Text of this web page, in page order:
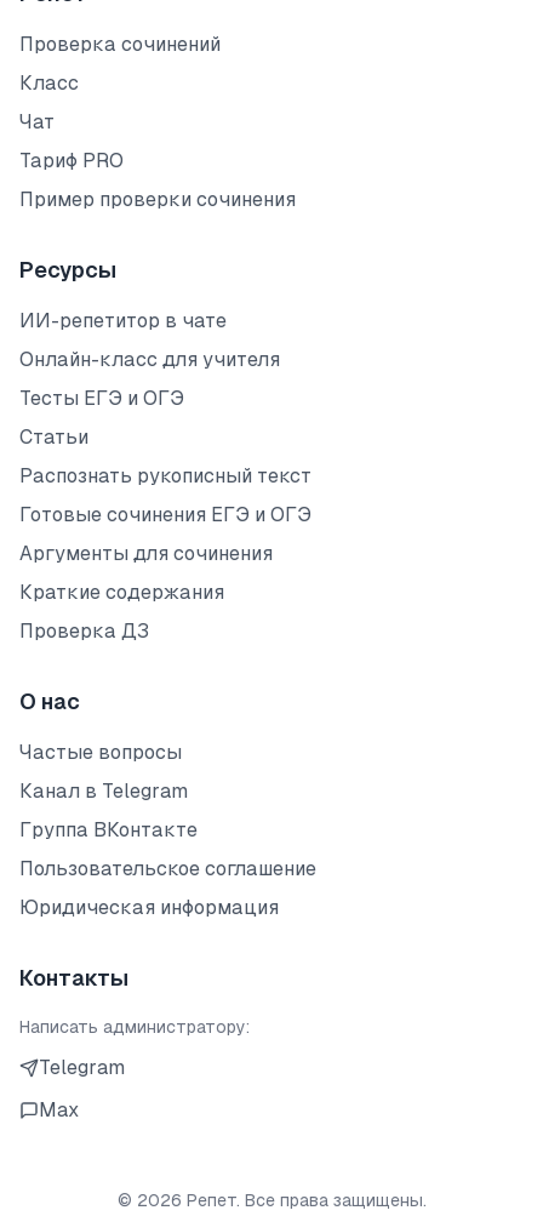
Проверка сочинений
Класс
Чат
Тариф PRO
Пример проверки сочинения
Ресурсы
ИИ-репетитор в чате
Онлайн-класс для учителя
Тесты ЕГЭ и ОГЭ
Статьи
Распознать рукописный текст
Готовые сочинения ЕГЭ и ОГЭ
Аргументы для сочинения
Краткие содержания
Проверка ДЗ
О нас
Частые вопросы
Канал в Telegram
Группа ВКонтакте
Пользовательское соглашение
Юридическая информация
Контакты
Написать администратору:
Telegram
Max
© 2026 Репет. Все права защищены.